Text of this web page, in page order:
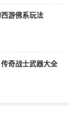
游佛系玩法
奇战士武器大全